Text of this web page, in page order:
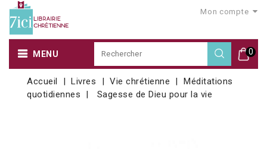
Mon compte
0
MENU
Accueil Livres Vie chrétienne
Méditations
quotidiennes
Sagesse de Dieu pour la vie